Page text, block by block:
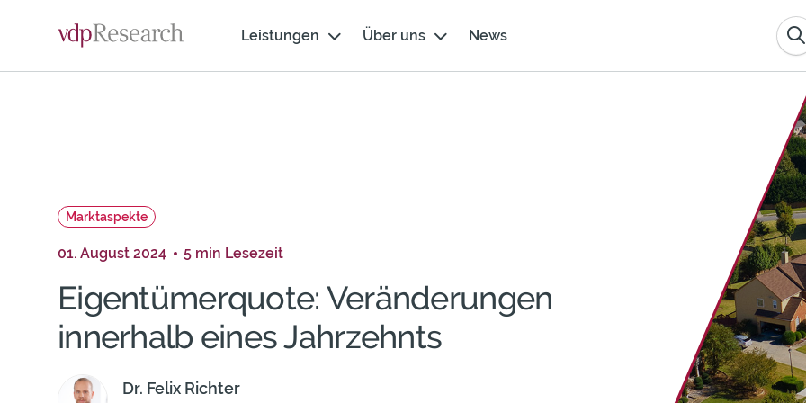
banner
NavigationLeistungen Über uns News
Marktaspekte
01. August 2024 5 min Lesezeit
Eigentümerquote: Veränderungen
innerhalb eines Jahrzehnts
Dr. Felix Richter